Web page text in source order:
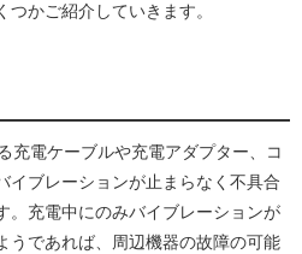
かご紹介していきます。
充電ケーブルや充電アダプター、コ
イブレーションが止まらなく不具合
。充電中にのみバイブレーションが
うであれば、周辺機器の故障の可能